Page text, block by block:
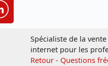
Spécialiste de la
internet pour les
Retour - Questions